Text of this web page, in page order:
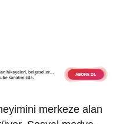
merkeze alan